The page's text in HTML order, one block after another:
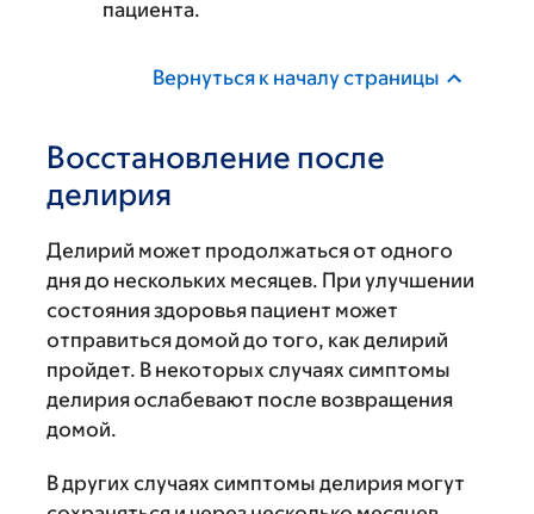
пациента.
Вернуться к началу страницы
Восстановление после
делирия
Делирий может продолжаться от одного
дня до нескольких месяцев. При улучшении
состояния здоровья пациент может
отправиться домой до того, как делирий
пройдет. В некоторых случаях симптомы
делирия ослабевают после возвращения
домой.
В других случаях симптомы делирия могут